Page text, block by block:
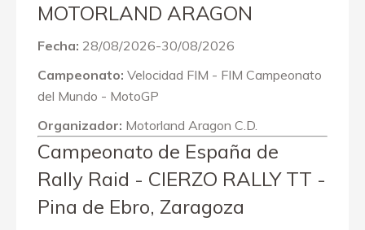
MOTORLAND ARAGON
Fecha: 28/08/2026-30/08/2026
Campeonato: Velocidad FIM - FIM Campeonato
del Mundo - MotoGP
Organizador: Motorland Aragon C.D.
Campeonato de España de
Rally Raid - CIERZO RALLY TT -
Pina de Ebro, Zaragoza